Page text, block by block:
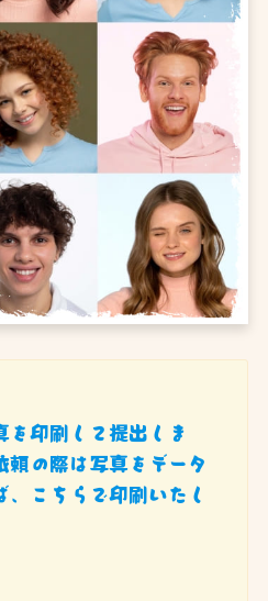
を印刷して提出しま
頼の際は写真をデータ
こちらで印刷いたし